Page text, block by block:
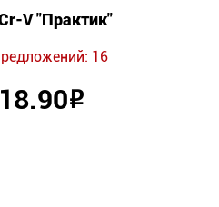
V "Практик"
16
Р